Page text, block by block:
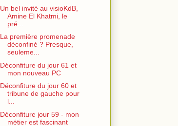
Un bel invité au visioKdB,
Amine El Khatmi, le
pré...
La première promenade
déconfiné ? Presque,
seuleme...
Déconfiture du jour 61 et
mon nouveau PC
Déconfiture du jour 60 et
tribune de gauche pour
l...
Déconfiture jour 59 - mon
métier est fascinant